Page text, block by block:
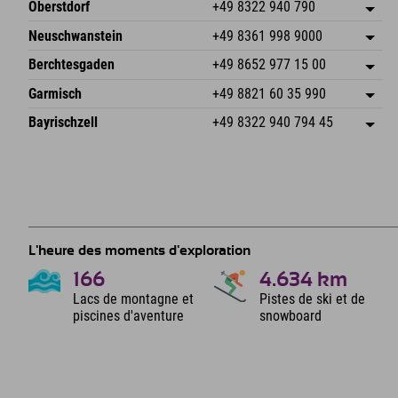
Oberstdorf +49 8322 940 790
An der Breitach 3
Allemagne
Enregistrer l'adresse
Réservation
Neuschwanstein +49 8361 998 9000
An der Riese 45
87484 Nesselwang im Allgäu
Allemagne
Enregistrer l'adresse
Réservation
Berchtesgaden +49 8652 977 15 00
Hofreitstr. 7
Allemagne
Enregistrer l'adresse
Réservation
Garmisch +49 8821 60 35 990
Frickenstraße 22
82490 Farchant
Enregistrer l'adresse
Bayrischzell +49 8322 940 794 45
L'heure des moments d'exploration
166
Lacs de montagne et
piscines d'aventure
4.634 km
Pistes de ski et de
snowboard